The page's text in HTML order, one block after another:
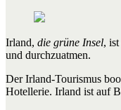
Irland, die grüne Insel,
und durchzuatmen.
Der Irland-Tourismus
Hotellerie. Irland ist auf